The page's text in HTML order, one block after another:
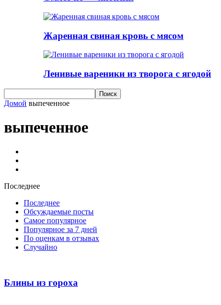
Жаренная свиная кровь с мясом
Ленивые вареники из творога с ягодой
Домой выпеченное
выпеченное
Последнее
Последнее
Обсуждаемые посты
Самое популярное
Популярное за 7 дней
По оценкам в отзывах
Случайно
Блины из гороха